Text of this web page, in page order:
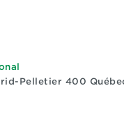
Pelletier 400